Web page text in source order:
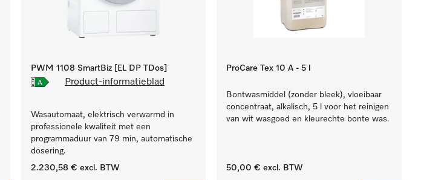
PWM 1108 SmartBiz [EL DP TDos]
Product-informatieblad
Wasautomaat, elektrisch verwarmd in
professionele kwaliteit met een
programmaduur van 79 min, automatische
dosering.
2.230,58 € excl. BTW
ProCare Tex 10 A - 5 l
Bontwasmiddel (zonder bleek), vloeibaar
concentraat, alkalisch, 5 l voor het reinigen
van wit wasgoed en kleurechte bonte was.
50,00 € excl. BTW